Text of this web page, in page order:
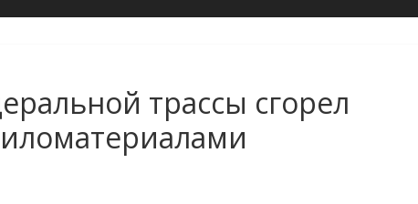
трассы сгорел